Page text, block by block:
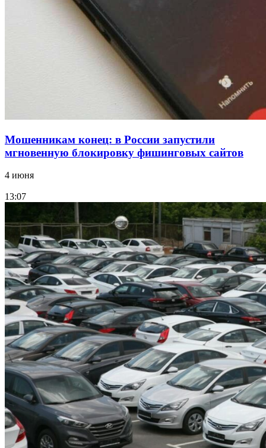
Фестиваль #ТриЧетыре в Волгограде пройдёт
11–13 сентября в рамках Года единства народов
Мошенникам конец: в России запустили
мгновенную блокировку фишинговых сайтов
4 июня
13:07